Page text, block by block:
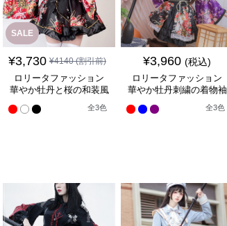
SALE
¥3,730 ¥4140(割引前)
ロリータファッション
華やか牡丹と桜の和装風
着物ワンピース
全3色
¥3,960 (税込)
ロリータファッション
華やか牡丹刺繍の着物袖
姫様ワンピース
全3色